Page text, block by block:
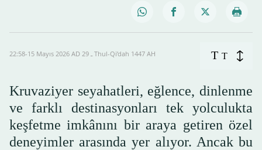
22:58-15 Mayıs 2026 AD ـ 29 Thul-Qi’dah 1447 AH T T
Kruvaziyer seyahatleri, eğlence, dinlenme
ve farklı destinasyonları tek yolculukta
keşfetme imkânını bir araya getiren özel
deneyimler arasında yer alıyor. Ancak bu